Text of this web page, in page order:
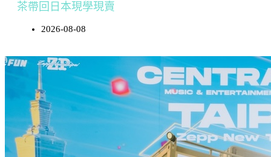
茶帶回日本現學現賣
2026-08-08